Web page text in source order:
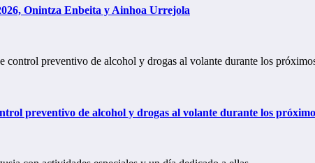
Onintza Enbeita y Ainhoa Urrejola
preventivo de alcohol y drogas al volante durante los